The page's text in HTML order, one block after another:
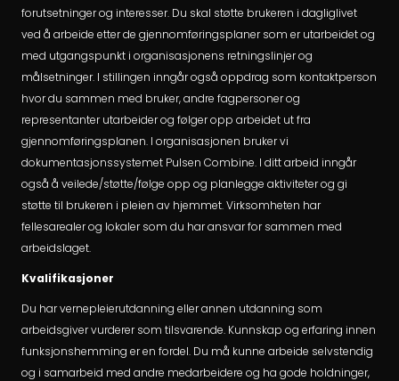
forutsetninger og interesser. Du skal støtte brukeren i dagliglivet
ved å arbeide etter de gjennomføringsplaner som er utarbeidet og
med utgangspunkt i organisasjonens retningslinjer og
målsetninger. I stillingen inngår også oppdrag som kontaktperson
hvor du sammen med bruker, andre fagpersoner og
representanter utarbeider og følger opp arbeidet ut fra
gjennomføringsplanen. I organisasjonen bruker vi
dokumentasjonssystemet Pulsen Combine. I ditt arbeid inngår
også å veilede/støtte/følge opp og planlegge aktiviteter og gi
støtte til brukeren i pleien av hjemmet. Virksomheten har
fellesarealer og lokaler som du har ansvar for sammen med
arbeidslaget.
Kvalifikasjoner
Du har vernepleierutdanning eller annen utdanning som
arbeidsgiver vurderer som tilsvarende. Kunnskap og erfaring innen
funksjonshemming er en fordel. Du må kunne arbeide selvstendig
og i samarbeid med andre medarbeidere og ha gode holdninger,